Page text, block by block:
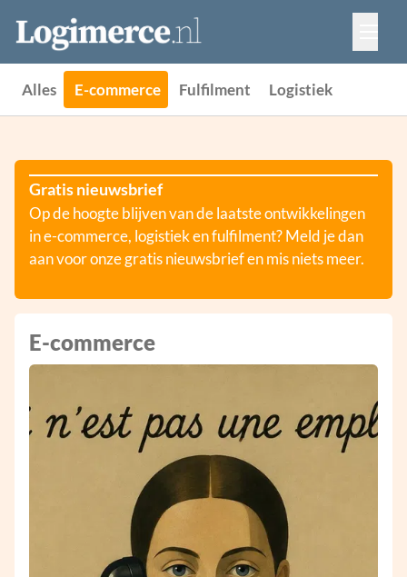
Vacatures
Events
Adverteren
Partners
Alles E-commerce Fulfilment Logistiek
Gratis nieuwsbrief
Op de hoogte blijven van de laatste ontwikkelingen
in e-commerce, logistiek en fulfilment? Meld je dan
aan voor onze gratis nieuwsbrief en mis niets meer.
E-commerce